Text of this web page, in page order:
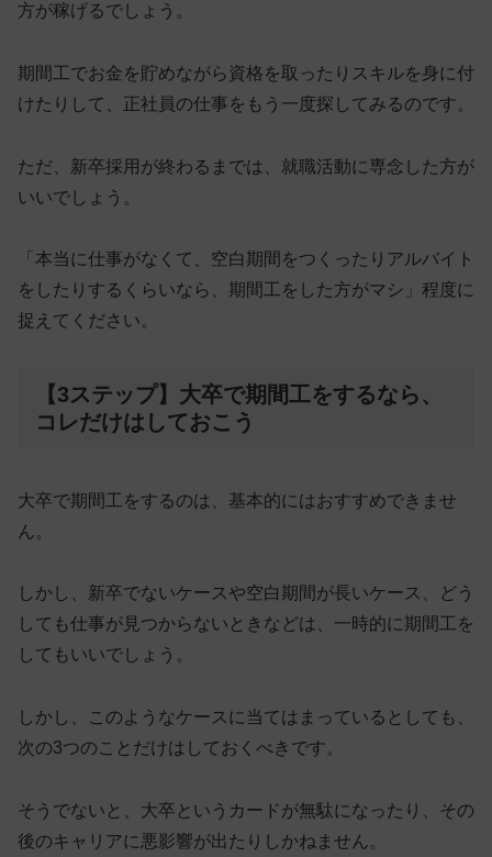
方が稼げるでしょう。
期間工でお金を貯めながら資格を取ったりスキルを身に付
けたりして、正社員の仕事をもう一度探してみるのです。
ただ、新卒採用が終わるまでは、就職活動に専念した方が
いいでしょう。
「本当に仕事がなくて、空白期間をつくったりアルバイト
をしたりするくらいなら、期間工をした方がマシ」程度に
捉えてください。
【3ステップ】大卒で期間工をするなら、
コレだけはしておこう
大卒で期間工をするのは、基本的にはおすすめできませ
ん。
しかし、新卒でないケースや空白期間が長いケース、どう
しても仕事が見つからないときなどは、一時的に期間工を
してもいいでしょう。
しかし、このようなケースに当てはまっているとしても、
次の3つのことだけはしておくべきです。
そうでないと、大卒というカードが無駄になったり、その
後のキャリアに悪影響が出たりしかねません。